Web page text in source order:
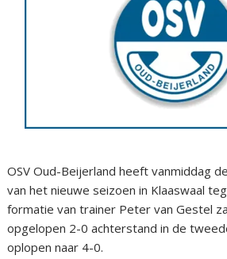
OSV Oud-Beijerland heeft vanmiddag
van het nieuwe seizoen in Klaaswaal
formatie van trainer Peter van Gestel
opgelopen 2-0 achterstand in de
oplopen naar 4-0.